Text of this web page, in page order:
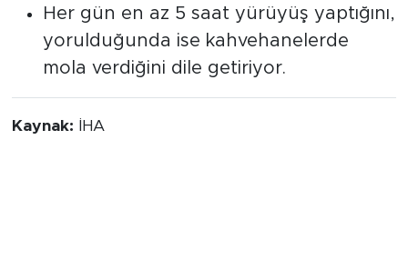
Her gün en az 5 saat yürüyüş yaptığını,
yorulduğunda ise kahvehanelerde
mola verdiğini dile getiriyor.